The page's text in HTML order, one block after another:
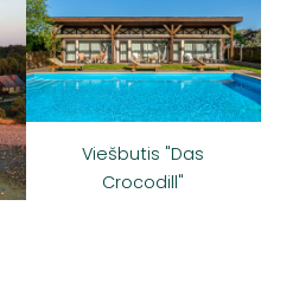
Viešbutis "Das
Crocodill"